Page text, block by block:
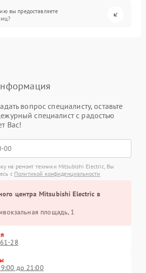
вы предоставляете
вопрос специалисту, оставьте
специалист с радостью
Вас!
на ремонт техники Mitsubishi Electric, Вы
с Политикой конфиденциальности
центра Mitsubishi Electric в
площадь, 1
28
до 21:00